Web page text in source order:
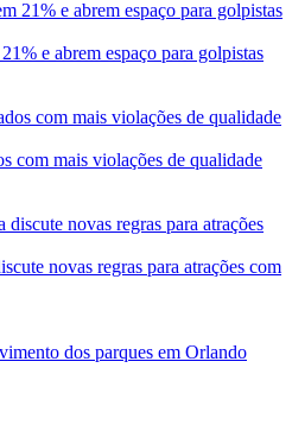
e abrem espaço para golpistas
com mais violações de qualidade
novas regras para atrações com
dos parques em Orlando